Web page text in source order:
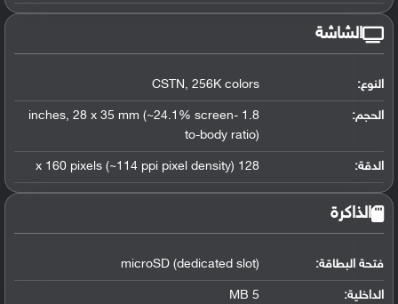
الشاشة
النوع: CSTN, 256K colors
الحجم:
1.8 inches, 28 x 35 mm (~24.1% screen-
to-body ratio)
الدقة: 128 x 160 pixels (~114 ppi pixel density)
الذاكرة
فتحة البطاقة: microSD (dedicated slot)
الداخلية: 5 MB